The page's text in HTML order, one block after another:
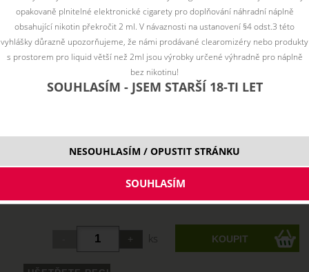
10 ml
199 Kč skladem
ks
opakovaně plnitelné elektronické cigarety pro doplňování náhradní náplně
obsahující nikotin překročit 2 ml. V návaznosti na ustanovení §4 odst.3 této
vyhlášky důrazně upozorňujeme, že námi prodávané clearomizéry nebo produkty
s prostorem pro liquid větší než 2ml jsou výrobky určené výhradně pro náplně
bez nikotinu!
SOUHLASÍM - JSEM STARŠÍ 18-TI LET
NESOUHLASÍM / OPUSTIT STRÁNKU